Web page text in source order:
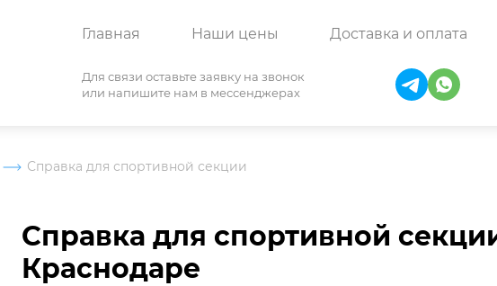
Главная Наши цены Доставка и оплата
Для связи оставьте заявку на звонок
или напишите нам в мессенджерах
Справка для спортивной секции
Справка для спортивной
Краснодаре